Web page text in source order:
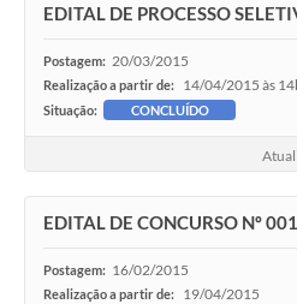
EDITAL DE PROCESSO
Postagem: 20/03/2015
Realização a partir de: 14/04/2015 às
Situação: CONCLUÍDO
EDITAL DE CONCURSO Nº
Postagem: 16/02/2015
Realização a partir de: 19/04/2015